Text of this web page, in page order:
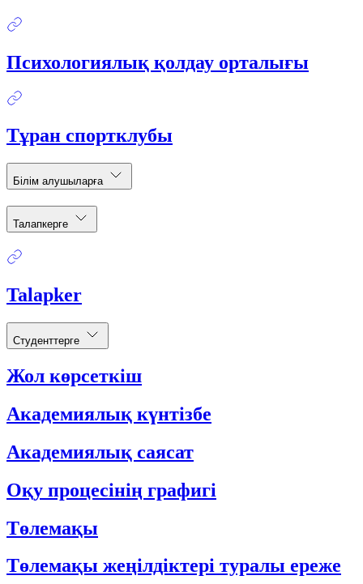
Психологиялық қолдау орталығы
Тұран спортклубы
Білім алушыларға
Талапкерге
Talapker
Студенттерге
Жол көрсеткіш
Академиялық күнтізбе
Академиялық саясат
Оқу процесінің графигі
Төлемақы
Төлемақы жеңілдіктері туралы ереже